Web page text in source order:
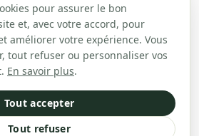
pour assurer le bon
et, avec votre accord, pour
améliorer votre expérience. Vous
tout refuser ou personnaliser vos
En savoir plus.
Tout refuser
Tout accepter